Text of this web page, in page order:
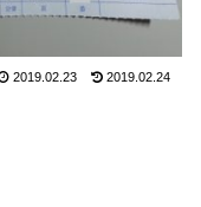
2019.02.23 2019.02.24